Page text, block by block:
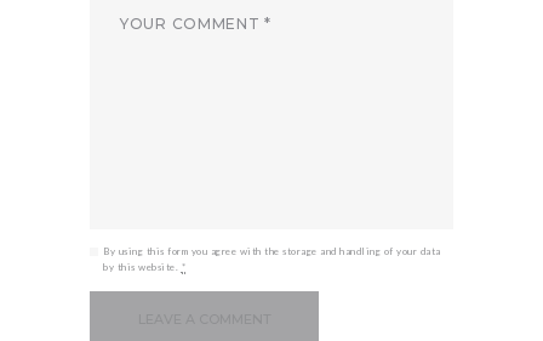
By using this form you agree with the storage and handling of your data
by this website. *